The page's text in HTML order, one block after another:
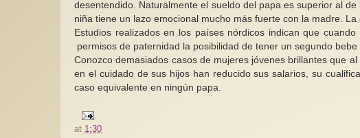
desentendido. Naturalmente el sueldo del papa es superior al
niña tiene un lazo emocional mucho más fuerte con la madre.
Estudios realizados en los países nórdicos indican que
permisos de paternidad la posibilidad de tener un segundo bebe
Conozco demasiados casos de mujeres jóvenes brillantes que
en el cuidado de sus hijos han reducido sus salarios, su
caso equivalente en ningún papa.
at 1:30